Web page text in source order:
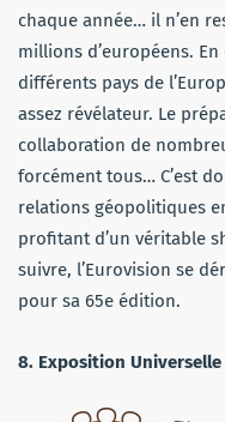
chaque année… il n’en
millions d’européens.
différents pays de
assez révélateur. Le
collaboration de
forcément tous… C’est
relations géopolitiques
profitant d’un véritable
suivre, l’Eurovision se
pour sa 65e édition.
8. Exposition Universelle